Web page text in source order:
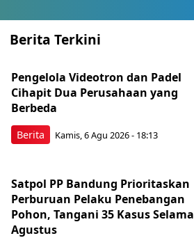
Berita Terkini
Berita
Pengelola Videotron dan Padel
Cihapit Dua Perusahaan yang
Berbeda
Kamis, 6 Agu 2026 - 18:13
Satpol PP Bandung Prioritaskan
Perburuan Pelaku Penebangan
Pohon, Tangani 35 Kasus Selama
Agustus